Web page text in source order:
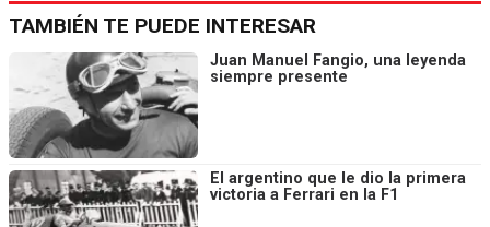
TAMBIÉN TE PUEDE INTERESAR
Juan Manuel Fangio, una leyenda
siempre presente
El argentino que le dio la primera
victoria a Ferrari en la F1